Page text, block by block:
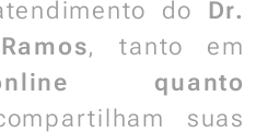
do Dr.
, tanto em
quanto
suas